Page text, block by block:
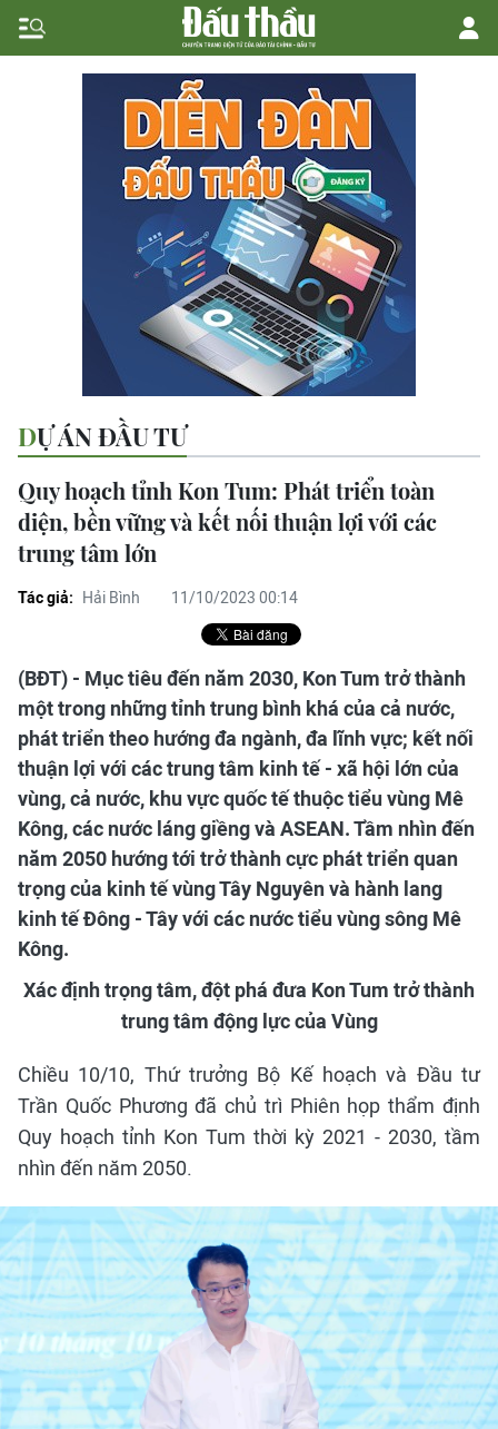
DỰ ÁN ĐẦU TƯ
Quy hoạch tỉnh Kon Tum: Phát triển toàn
diện, bền vững và kết nối thuận lợi với các
trung tâm lớn
Tác giả: Hải Bình 11/10/2023 00:14
(BĐT) - Mục tiêu đến năm 2030, Kon Tum trở thành
một trong những tỉnh trung bình khá của cả nước,
phát triển theo hướng đa ngành, đa lĩnh vực; kết nối
thuận lợi với các trung tâm kinh tế - xã hội lớn của
vùng, cả nước, khu vực quốc tế thuộc tiểu vùng Mê
Kông, các nước láng giềng và ASEAN. Tầm nhìn đến
năm 2050 hướng tới trở thành cực phát triển quan
trọng của kinh tế vùng Tây Nguyên và hành lang
kinh tế Đông - Tây với các nước tiểu vùng sông Mê
Kông.
Xác định trọng tâm, đột phá đưa Kon Tum trở thành
trung tâm động lực của Vùng
Chiều 10/10, Thứ trưởng Bộ Kế hoạch và Đầu tư
Trần Quốc Phương đã chủ trì Phiên họp thẩm định
Quy hoạch tỉnh Kon Tum thời kỳ 2021 - 2030, tầm
nhìn đến năm 2050.